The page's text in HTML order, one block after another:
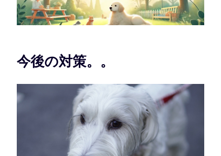
今後の対策。。